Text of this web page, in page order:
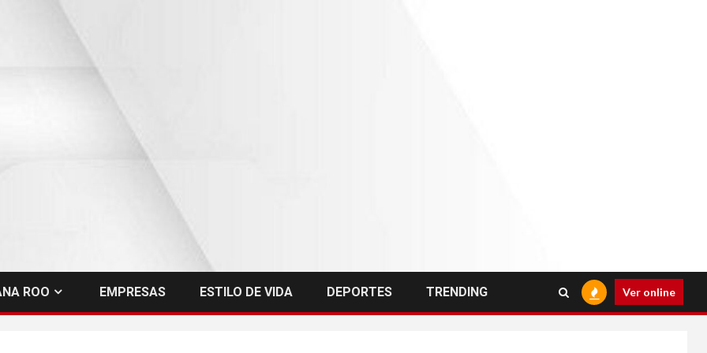
ROO EMPRESAS ESTILO DE VIDA DEPORTES TRENDING Ver online